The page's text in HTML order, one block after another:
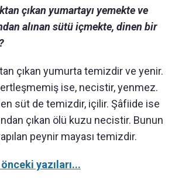
çıkan yumartayı yemekte ve
alınan sütü içmekte, dinen bir
çıkan yumurta temizdir ve yenir.
ise, necistir, yenmez.
süt de temizdir, içilir. Şâfiide ise
çıkan ölü kuzu necistir. Bunun
peynir mayası temizdir.
yazıları...